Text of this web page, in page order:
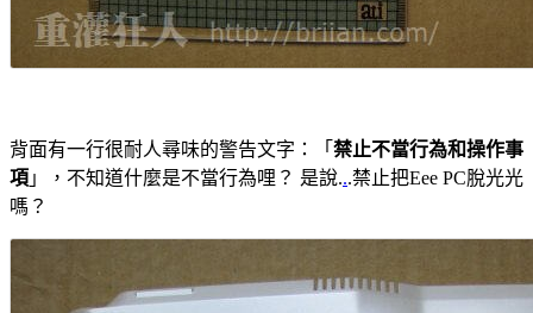
背面有一行很耐人尋味的警告文字：「 禁止不當行為和操作事
項 」，不知道什麼是不當行為哩？ 是說...禁止把Eee PC脫光光
嗎？